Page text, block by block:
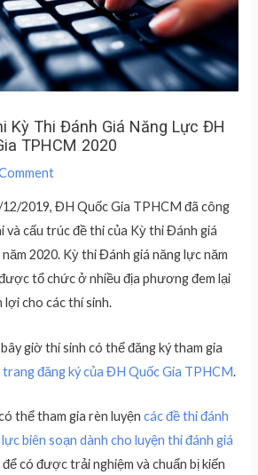
Kỳ Thi Đánh Giá Năng Lực ĐH
TPHCM 2020
12/2019, ĐH Quốc Gia TPHCM đã công
và cấu trúc đề thi của Kỳ thi Đánh giá
2020. Kỳ thi Đánh giá năng lực năm
tổ chức ở nhiều địa phương đem lại
lợi cho các thí sinh.
giờ thí sinh có thể đăng ký tham gia
trang đăng ký của ĐH Quốc Gia TPHCM.
thể tham gia rèn luyệncác đề thi đánh
biên soạn dành cho luyện thi đánh giá
để có được trải nghiệm và chuẩn bị kiến